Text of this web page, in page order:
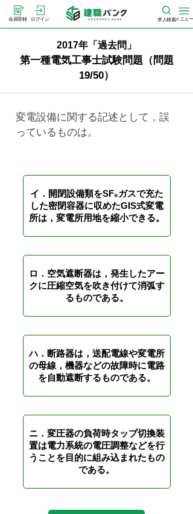
会員登録 ログイン 求人検索メニュー
2017年「過去問」
第一種電気工事士試験問題（問題
19/50）
変電設備に関する記述として，誤
っているものは。
イ．開閉設備類をSF₆ガスで充た
した密閉容器に収めたGIS式変電
所は，変電所用地を縮小できる。
ロ．空気遮断器は，発生したアー
クに圧縮空気を吹き付けて消弧す
るものである。
ハ．断路器は，送配電線や変電所
の母線，機器などの故障時に電路
を自動遮断するものである。
ニ．変圧器の負荷時タップ切換装
置は電力系統の電圧調整などを行
うことを目的に組み込まれたもの
である。